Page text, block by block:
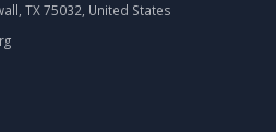
TX 75032, United States